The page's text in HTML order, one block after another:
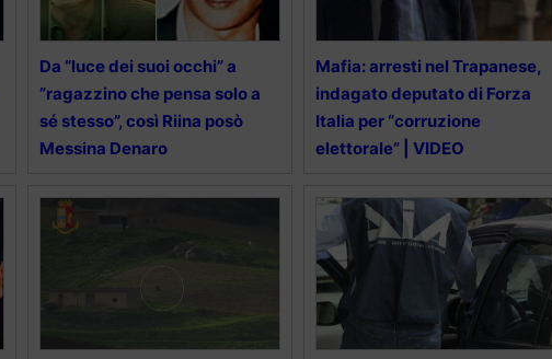
Da “luce dei suoi occhi” a
”ragazzino che pensa solo a
sé stesso”, così Riina posò
Messina Denaro
Mafia: arresti nel Trapanese,
indagato deputato di Forza
Italia per “corruzione
elettorale” | VIDEO